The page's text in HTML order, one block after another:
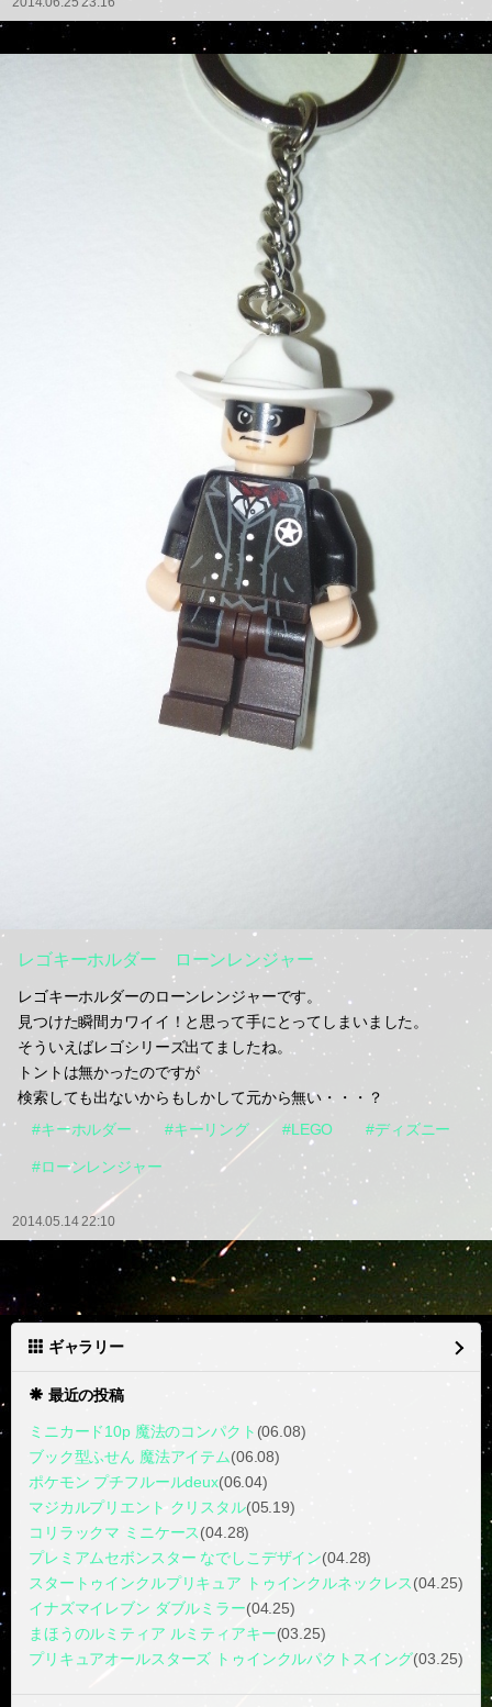
レゴキーホルダー ローンレンジャー
レゴキーホルダーのローンレンジャーです。
見つけた瞬間カワイイ！と思って手にとってしまいました。
そういえばレゴシリーズ出てましたね。
トントは無かったのですが
検索しても出ないからもしかして元から無い・・・？
#キーホルダー
#キーリング #LEGO #ディズニー
#ローンレンジャー
2014.05.14 22:10
ギャラリー
最近の投稿
ミニカード10p 魔法のコンパクト (06.08)
ブック型ふせん 魔法アイテム(06.08)
ポケモン プチフルールdeux(06.04)
マジカルプリエント クリスタル(05.19)
コリラックマ ミニケース(04.28)
プレミアムセボンスター なでしこデザイン(04.28)
スタートゥインクルプリキュア トゥインクルネックレス(04.25)
イナズマイレブン ダブルミラー(04.25)
まほうのルミティア ルミティアキー(03.25)
プリキュアオールスターズ トゥインクルパクトスイング(03.25)